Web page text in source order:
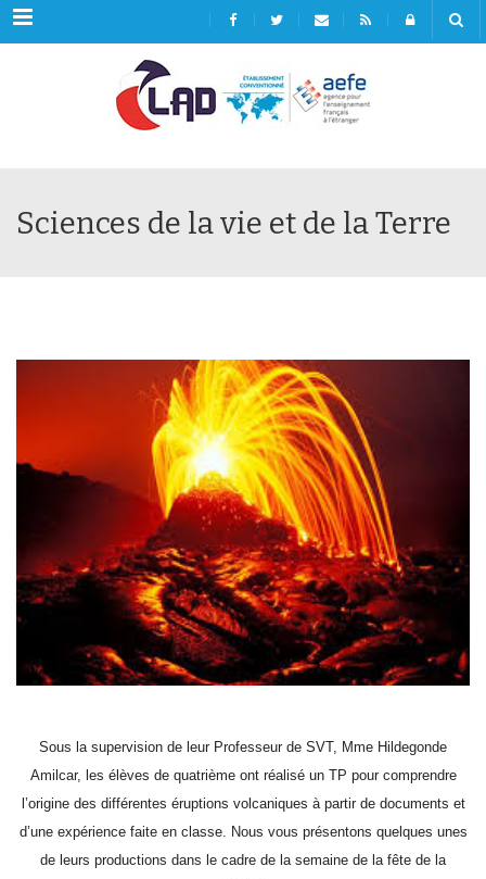
Menu
Sciences de la vie et de la Terre
Sous la supervision de leur Professeur de SVT, Mme Hildegonde
Amilcar, les élèves de quatrième ont réalisé un TP pour comprendre
l’origine des différentes éruptions volcaniques à partir de documents et
d’une expérience faite en classe. Nous vous présentons quelques unes
de leurs productions dans le cadre de la semaine de la fête de la